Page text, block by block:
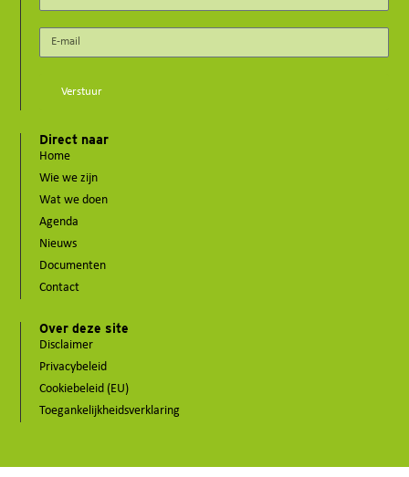
Verstuur
Direct naar
Home
Wie we zijn
Wat we doen
Agenda
Nieuws
Documenten
Contact
Over deze site
Disclaimer
Privacybeleid
Cookiebeleid (EU)
Toegankelijkheidsverklaring